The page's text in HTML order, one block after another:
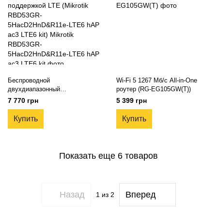
Беспроводной
двухдиапазонный
маршрутизатор с поддержкой
LTE (Mikrotik RBD53GR-
5HacD2HnD&R11e-LTE6 hAP
ac3 LTE6 kit)
7 770 грн
Купить
Wi-Fi 5 1267 Мб/с All-in-One
роутер (RG-EG105GW(T))
5 399 грн
Купить
Показать еще 6 товаров
Назад 1 из 2 Вперед